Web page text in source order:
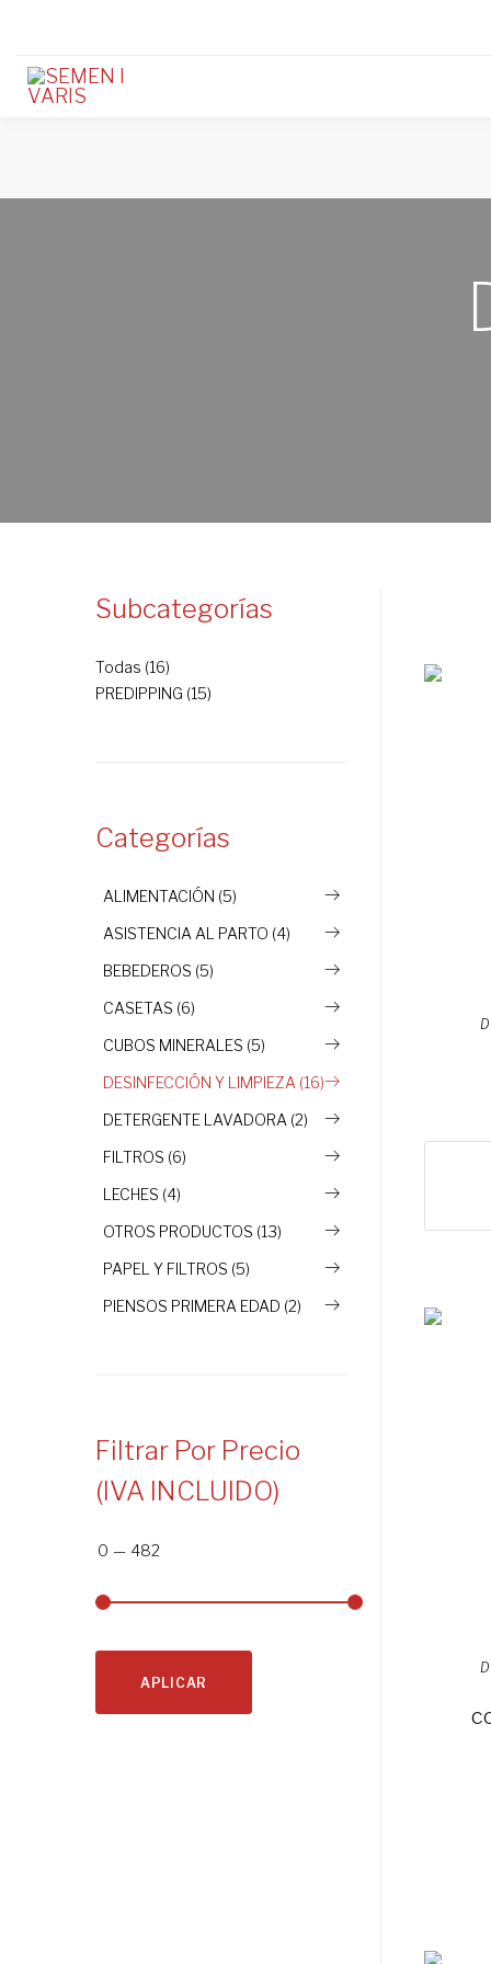
Subcategorías
Todas (16)
PREDIPPING (15)
Categorías
ALIMENTACIÓN (5)
ASISTENCIA AL PARTO (4)
BEBEDEROS (5)
CASETAS (6)
CUBOS MINERALES (5)
DESINFECCIÓN Y LIMPIEZA (16)
DETERGENTE LAVADORA (2)
FILTROS (6)
LECHES (4)
OTROS PRODUCTOS (13)
PAPEL Y FILTROS (5)
PIENSOS PRIMERA EDAD (2)
Filtrar Por Precio
(IVA INCLUIDO)
0 — 482
APLICAR